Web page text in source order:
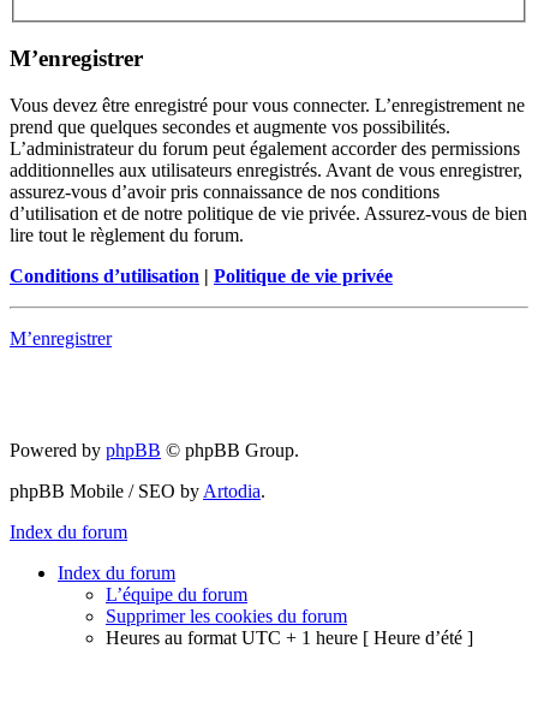
M’enregistrer
Vous devez être enregistré pour vous connecter. L’enregistrement ne
prend que quelques secondes et augmente vos possibilités.
L’administrateur du forum peut également accorder des permissions
additionnelles aux utilisateurs enregistrés. Avant de vous enregistrer,
assurez-vous d’avoir pris connaissance de nos conditions
d’utilisation et de notre politique de vie privée. Assurez-vous de bien
lire tout le règlement du forum.
Conditions d’utilisation | Politique de vie privée
M’enregistrer
Powered by phpBB © phpBB Group.
phpBB Mobile / SEO by Artodia.
Index du forum
Index du forum
L’équipe du forum
Supprimer les cookies du forum
Heures au format UTC + 1 heure [ Heure d’été ]